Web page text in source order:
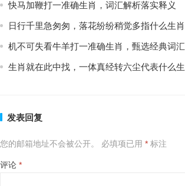
快马加鞭打一准确生肖，词汇解析落实释义
日行千里急匆匆，落花纷纷稍觉多指什么生
机不可失看牛羊打一准确生肖，甄选经典词
生肖就在此中找，一体真经转六尘代表什么
发表回复
您的邮箱地址不会被公开。 必填项已用 * 标注
评论 *